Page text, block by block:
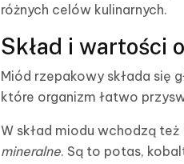
różnych celów kulinarnych.
Skład i wartości
Miód rzepakowy składa się
które organizm łatwo
W skład miodu wchodzą też
mineralne. Są to potas,